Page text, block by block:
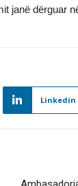
janë dërguar
Linkedin